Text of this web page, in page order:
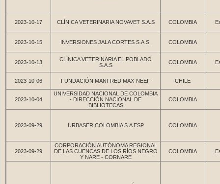
2023-10-17 CLÍNICA VETERINARIA NOVAVET S.A.S COLOMBIA
2023-10-15 INVERSIONES JALA CORTES S.A.S. COLOMBIA
2023-10-13
CLÍNICA VETERINARIA EL POBLADO
S.A.S
COLOMBIA
2023-10-06 FUNDACIÓN MANFRED MAX-NEEF CHILE
2023-10-04
UNIVERSIDAD NACIONAL DE COLOMBIA
- DIRECCIÓN NACIONAL DE
BIBLIOTECAS
COLOMBIA
2023-09-29 URBASER COLOMBIA S.A ESP COLOMBIA
2023-09-29
CORPORACIÓN AUTÓNOMA REGIONAL
DE LAS CUENCAS DE LOS RÍOS NEGRO
Y NARE - CORNARE
COLOMBIA